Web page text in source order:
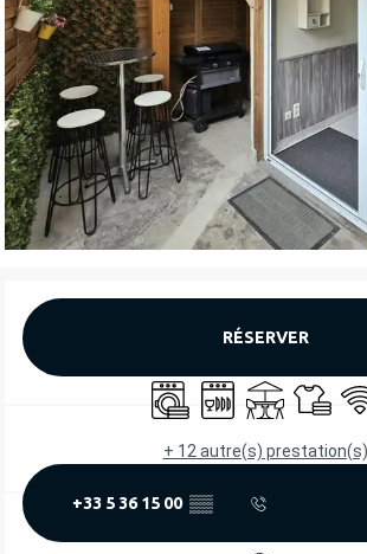
OUVERTURE ET
RÉSERVER
Lave lingeLave vaisselle
TerrasseDraps et
+ 12 autre(s) prestation(s)
+33 5 36 15 00 ▒▒